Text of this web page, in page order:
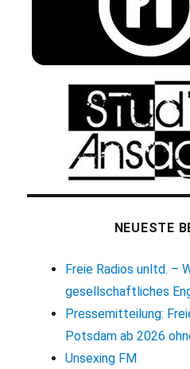
NEUESTE
Freie Radios unltd. –
gesellschaftliches
Pressemitteilung:
Potsdam ab 2026
Unsexing FM